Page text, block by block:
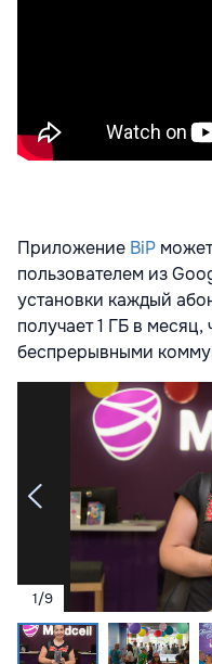
Приложение BiP
пользователем из
установки каждый
получает 1 ГБ в
беспрерывными
1/9